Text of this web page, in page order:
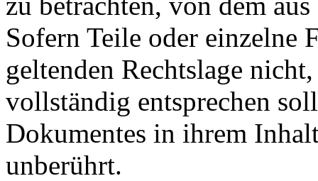
Sofern Teile oder einzelne
geltenden Rechtslage
vollständig entsprechen
Dokumentes in ihrem
unberührt.